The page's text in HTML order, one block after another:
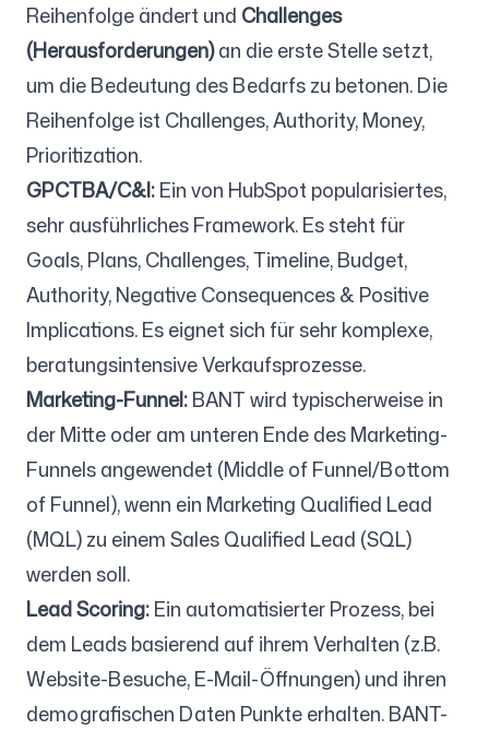
Reihenfolge ändert und Challenges
(Herausforderungen)an die erste Stelle setzt,
um die Bedeutung des Bedarfs zu betonen. Die
Reihenfolge ist Challenges, Authority, Money,
Prioritization.
GPCTBA/C&I:Ein von HubSpot popularisiertes,
sehr ausführliches Framework. Es steht für
Goals, Plans, Challenges, Timeline, Budget,
Authority, Negative Consequences & Positive
Implications. Es eignet sich für sehr komplexe,
beratungsintensive Verkaufsprozesse.
Marketing-Funnel:BANT wird typischerweise in
der Mitte oder am unteren Ende des Marketing-
Funnels angewendet (Middle of Funnel/Bottom
of Funnel), wenn ein Marketing Qualified Lead
(MQL) zu einem Sales Qualified Lead (SQL)
werden soll.
Lead Scoring:Ein automatisierter Prozess, bei
dem Leads basierend auf ihrem Verhalten (z.B.
Website-Besuche, E-Mail-Öffnungen) und ihren
demografischen Daten Punkte erhalten. BANT-